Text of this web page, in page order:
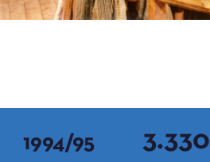
1994/95 3.330